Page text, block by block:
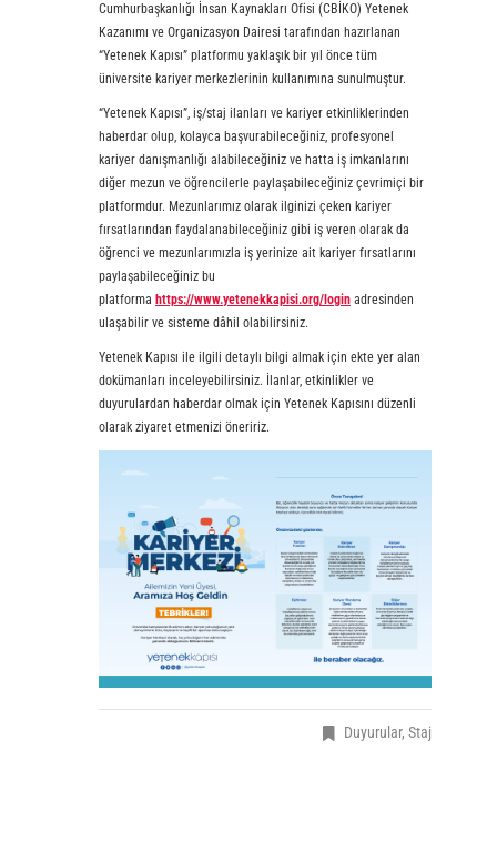
Cumhurbaşkanlığı İnsan Kaynakları Ofisi (CBİKO) Yetenek
Kazanımı ve Organizasyon Dairesi tarafından hazırlanan
“Yetenek Kapısı” platformu yaklaşık bir yıl önce tüm
üniversite kariyer merkezlerinin kullanımına sunulmuştur.
“Yetenek Kapısı”, iş/staj ilanları ve kariyer etkinliklerinden
haberdar olup, kolayca başvurabileceğiniz, profesyonel
kariyer danışmanlığı alabileceğiniz ve hatta iş imkanlarını
diğer mezun ve öğrencilerle paylaşabileceğiniz çevrimiçi bir
platformdur. Mezunlarımız olarak ilginizi çeken kariyer
fırsatlarından faydalanabileceğiniz gibi iş veren olarak da
öğrenci ve mezunlarımızla iş yerinize ait kariyer fırsatlarını
paylaşabileceğiniz bu
platforma https://www.yetenekkapisi.org/login adresinden
ulaşabilir ve sisteme dâhil olabilirsiniz.
Yetenek Kapısı ile ilgili detaylı bilgi almak için ekte yer alan
dokümanları inceleyebilirsiniz. İlanlar, etkinlikler ve
duyurulardan haberdar olmak için Yetenek Kapısını düzenli
olarak ziyaret etmenizi öneririz.
Duyurular, Staj